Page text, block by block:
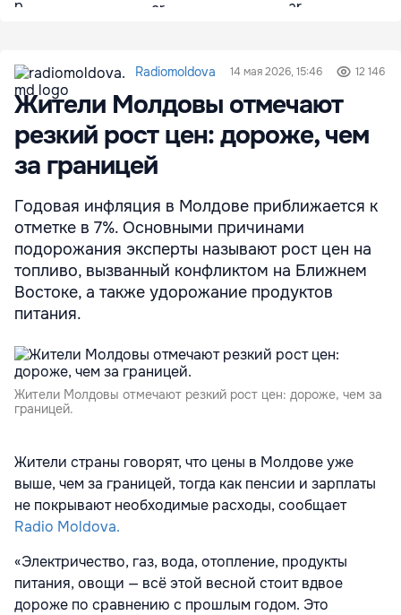
Radiomoldova 14 мая 2026, 15:46 12 146
Жители Молдовы отмечают
резкий рост цен: дороже, чем
за границей
Годовая инфляция в Молдове приближается к
отметке в 7%. Основными причинами
подорожания эксперты называют рост цен на
топливо, вызванный конфликтом на Ближнем
Востоке, а также удорожание продуктов
питания.
Жители Молдовы отмечают резкий рост цен: дороже, чем за
границей.
Жители страны говорят, что цены в Молдове уже
выше, чем за границей, тогда как пенсии и зарплаты
не покрывают необходимые расходы, сообщает
Radio Moldova.
«Электричество, газ, вода, отопление, продукты
питания, овощи — всё этой весной стоит вдвое
дороже по сравнению с прошлым годом. Это